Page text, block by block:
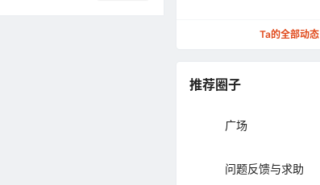
Ta的全部动态
推荐圈子
广场
问题反馈与求助